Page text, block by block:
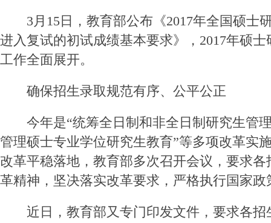
3月15日，教育部公布《2017年全国硕士
进入复试的初试成绩基本要求》，2017年硕
工作全面展开。
确保招生录取规范有序、公平公正
今年是“统筹全日制和非全日制研究生管理
管理硕士专业学位研究生教育”等多项改革实
改革平稳落地，教育部多次召开会议，要求
革精神，坚决落实改革要求，严格执行国家政
近日，教育部又专门印发文件，要求各招